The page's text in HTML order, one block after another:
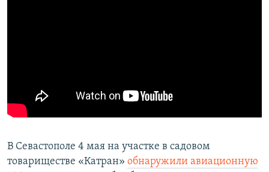
В Севастополе 4 мая на участке в садовом
товариществе «Катран» обнаружили авиационную